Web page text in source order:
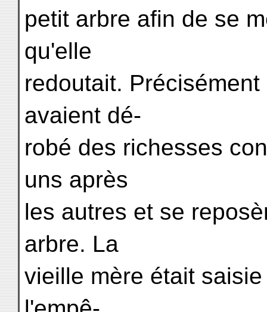
petit arbre afin de se
qu'elle
redoutait.
avaient dé-
robé des richesses
uns après
les autres et se
arbre. La
vieille mère était